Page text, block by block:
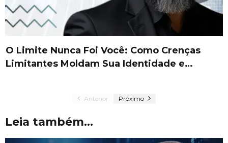
O Limite Nunca Foi Você: Como Crenças
Limitantes Moldam Sua Identidade e…
Anterior Próximo
Leia também...